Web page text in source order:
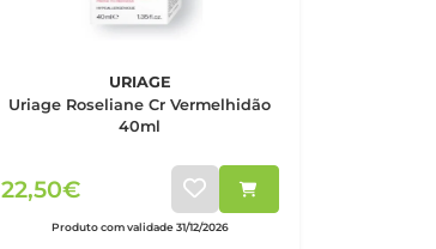
URIAGE
Uriage Roseliane Cr Vermelhidão
40ml
22,50€
Produto com validade 31/12/2026